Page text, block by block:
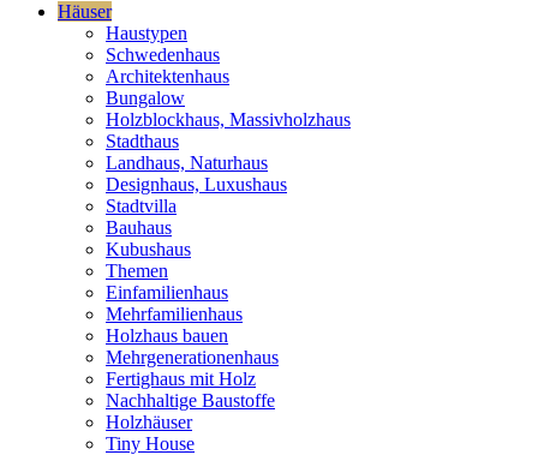
Häuser
Haustypen
Schwedenhaus
Architektenhaus
Bungalow
Holzblockhaus, Massivholzhaus
Stadthaus
Landhaus, Naturhaus
Designhaus, Luxushaus
Stadtvilla
Bauhaus
Kubushaus
Themen
Einfamilienhaus
Mehrfamilienhaus
Holzhaus bauen
Mehrgenerationenhaus
Fertighaus mit Holz
Nachhaltige Baustoffe
Holzhäuser
Tiny House